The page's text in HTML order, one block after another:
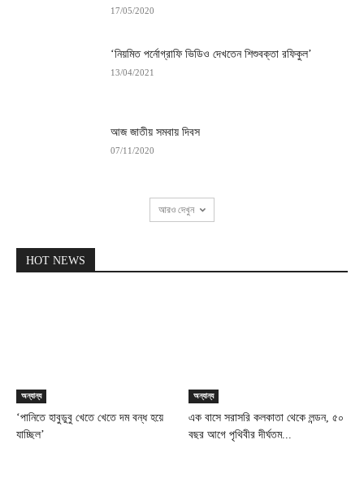
17/05/2020
‘নিয়মিত পর্নোগ্রাফি ভিডিও দেখতেন শিশুবক্তা রফিকুল’
13/04/2021
আজ জাতীয় সমবায় দিবস
07/11/2020
আরও দেখুন
HOT NEWS
অন্যান্য
‘পানিতে হাবুডুবু খেতে খেতে দম বন্ধ হয়ে
যাচ্ছিল’
অন্যান্য
এক বাসে সরাসরি কলকাতা থেকে লন্ডন, ৫০
বছর আগে পৃথিবীর দীর্ঘতম...